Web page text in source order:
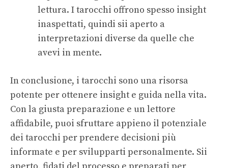
lettura. I tarocchi offrono spesso insight
inaspettati, quindi sii aperto a
interpretazioni diverse da quelle che
avevi in mente.
In conclusione, i tarocchi sono una risorsa
potente per ottenere insight e guida nella vita.
Con la giusta preparazione e un lettore
affidabile, puoi sfruttare appieno il potenziale
dei tarocchi per prendere decisioni più
informate e per svilupparti personalmente. Sii